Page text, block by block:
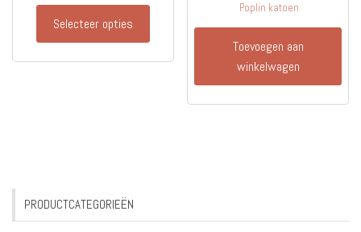
Selecteer opties
Poplin katoen
Toevoegen aan
winkelwagen
PRODUCTCATEGORIEËN